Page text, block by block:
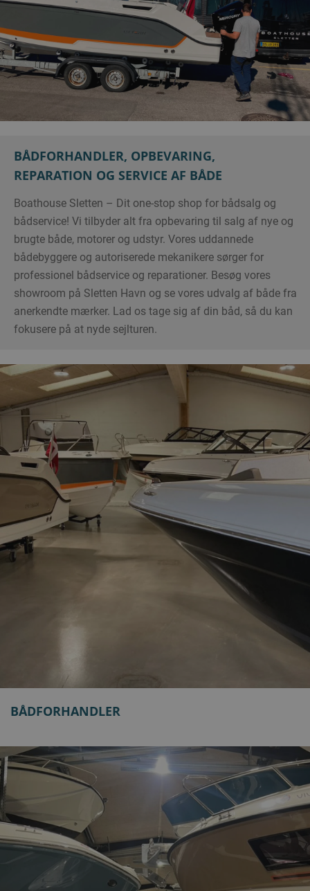
BÅDFORHANDLER, OPBEVARING,
REPARATION OG SERVICE AF BÅDE
Boathouse Sletten – Dit one-stop shop for bådsalg og
bådservice! Vi tilbyder alt fra opbevaring til salg af nye og
brugte både, motorer og udstyr. Vores uddannede
bådebyggere og autoriserede mekanikere sørger for
professionel bådservice og reparationer. Besøg vores
showroom på Sletten Havn og se vores udvalg af både fra
anerkendte mærker. Lad os tage sig af din båd, så du kan
fokusere på at nyde sejlturen.
BÅDFORHANDLER